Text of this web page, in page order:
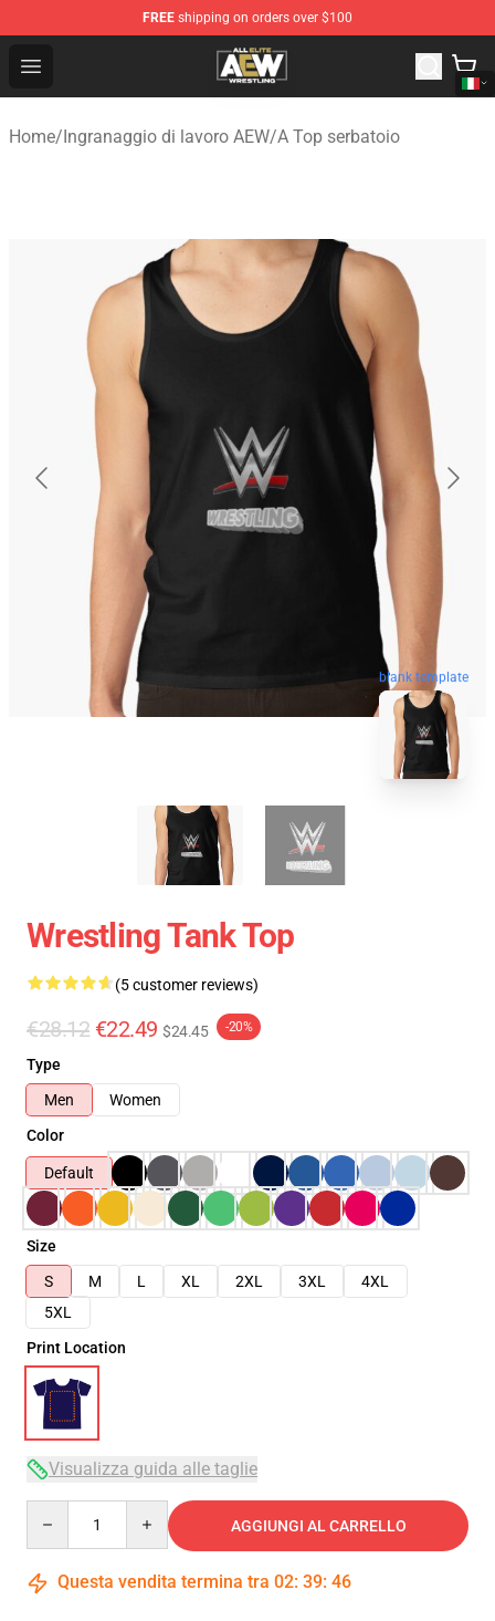
FREE shipping on orders over $100
Open menu
Aew Shop ⚡️ Official Aew Merchandise Store
Home/Ingranaggio di lavoro AEW/A Top serbatoio
blank template
Wrestling Tank Top
(5 customer reviews)
€28.12 €22.49 $24.45 -20%
Type
Men
Women
Color
Default
Size
S
M L XL 2XL 3XL
4XL
5XL
Print Location
Visualizza guida alle taglie
AGGIUNGI AL CARRELLO
Questa vendita termina tra 02: 39: 46